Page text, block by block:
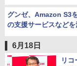
グンゼ、Amazon S3
の支援サービスなどを
6月18日
リ